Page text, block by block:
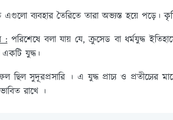
এগুলো ব্যবহার তৈরিতে তারা অভ্যস্ত হয়ে পড়ে।
:পরিশেষে বলা যায় যে, ক্রুসেড বা ধর্মযুদ্ধ
যুদ্ধ।
ছিল সুদূরপ্রসারি । এ যুদ্ধ প্রাচ্য ও প্রতীচ্যের
রাখে ।